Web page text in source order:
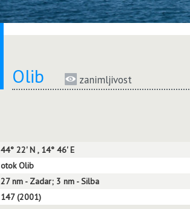
Olib zanimljivost
44° 22' N , 14° 46' E
otok Olib
27 nm - Zadar; 3 nm - Silba
147 (2001)